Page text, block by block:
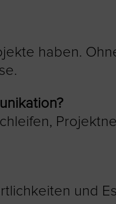
haben.
und